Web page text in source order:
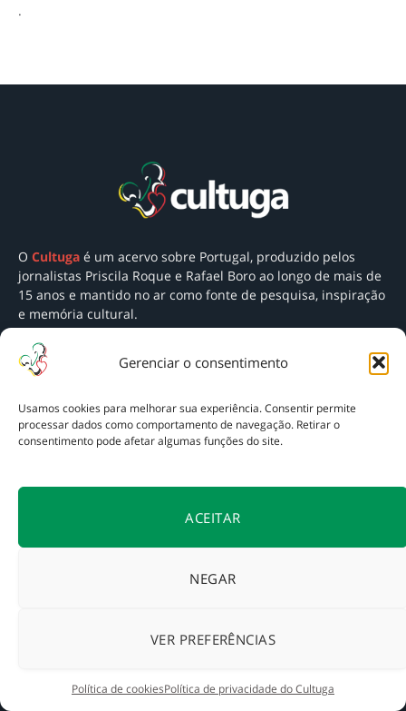
Gerenciar o consentimento
Usamos cookies para melhorar sua experiência. Consentir permite
processar dados como comportamento de navegação. Retirar o
consentimento pode afetar algumas funções do site.
ACEITAR
NEGAR
VER PREFERÊNCIAS
Política de cookiesPolítica de privacidade do Cultuga
.
O Cultuga é um acervo sobre Portugal, produzido pelos
jornalistas Priscila Roque e Rafael Boro ao longo de mais de
15 anos e mantido no ar como fonte de pesquisa, inspiração
e memória cultural.
Política de privacidade
Sobre o Cultuga
Destinos de Portugal
Norte